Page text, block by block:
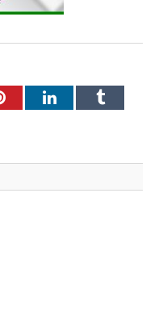
PinterestLinkedInTumblr